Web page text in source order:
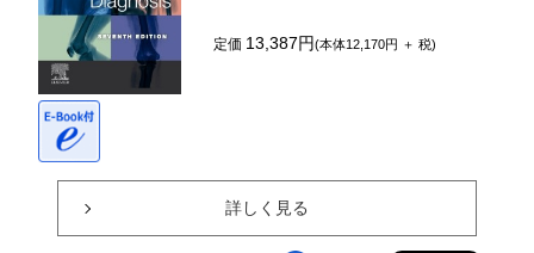
定価 13,387円(本体12,170円 ＋ 税)
詳しく見る